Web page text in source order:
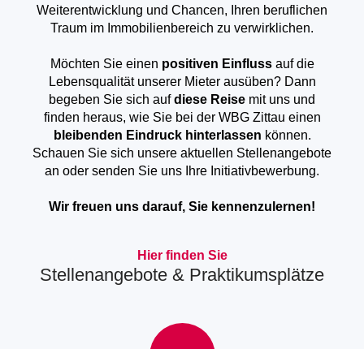
Weiterentwicklung und Chancen, Ihren beruflichen
Traum im Immobilienbereich zu verwirklichen.
Möchten Sie einen positiven Einflussauf die
Lebensqualität unserer Mieter ausüben? Dann
begeben Sie sich aufdiese Reise mit uns und
finden heraus, wie Sie bei der WBG Zittau einen
bleibenden Eindruck hinterlassen können.
Schauen Sie sich unsere aktuellen Stellenangebote
an oder senden Sie uns Ihre Initiativbewerbung.
Wir freuen uns darauf, Sie kennenzulernen!
Hier finden Sie
Stellenangebote & Praktikumsplätze